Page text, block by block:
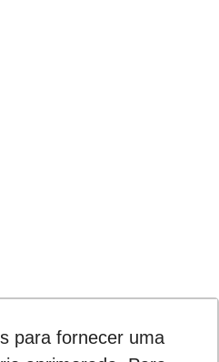
para fornecer uma